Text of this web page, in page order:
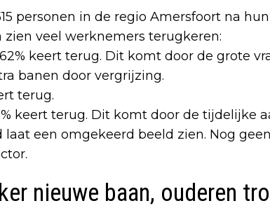
personen in de regio Amersfoort na
zien veel werknemers terugkeren:
keert terug. Dit komt door de grote
banen door vergrijzing.
terug.
keert terug. Dit komt door de tijdelijke
een omgekeerd beeld zien. Nog
nieuwe baan, ouderen